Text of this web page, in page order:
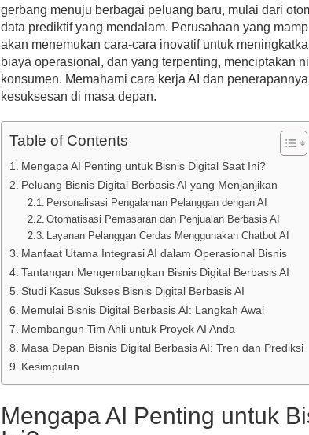
gerbang menuju berbagai peluang baru, mulai dari
data prediktif yang mendalam. Perusahaan yang
akan menemukan cara-cara inovatif untuk
biaya operasional, dan yang terpenting, menciptakan
konsumen. Memahami cara kerja AI dan
kesuksesan di masa depan.
Table of Contents
Mengapa AI Penting untuk Bisnis Digital Saat Ini?
Peluang Bisnis Digital Berbasis AI yang Menjanjikan
Personalisasi Pengalaman Pelanggan dengan AI
Otomatisasi Pemasaran dan Penjualan Berbasis AI
Layanan Pelanggan Cerdas Menggunakan Chatbot AI
Manfaat Utama Integrasi AI dalam Operasional Bisnis
Tantangan Mengembangkan Bisnis Digital Berbasis AI
Studi Kasus Sukses Bisnis Digital Berbasis AI
Memulai Bisnis Digital Berbasis AI: Langkah Awal
Membangun Tim Ahli untuk Proyek AI Anda
Masa Depan Bisnis Digital Berbasis AI: Tren dan Prediksi
Kesimpulan
Mengapa AI Penting untuk